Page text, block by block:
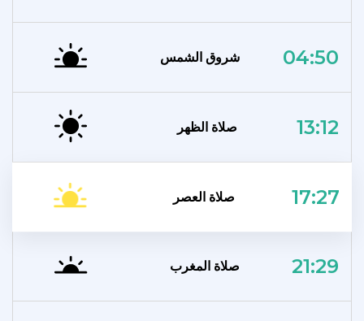
شروق الشمس 04:50
صلاة الظهر 13:12
صلاة العصر 17:27
صلاة المغرب 21:29